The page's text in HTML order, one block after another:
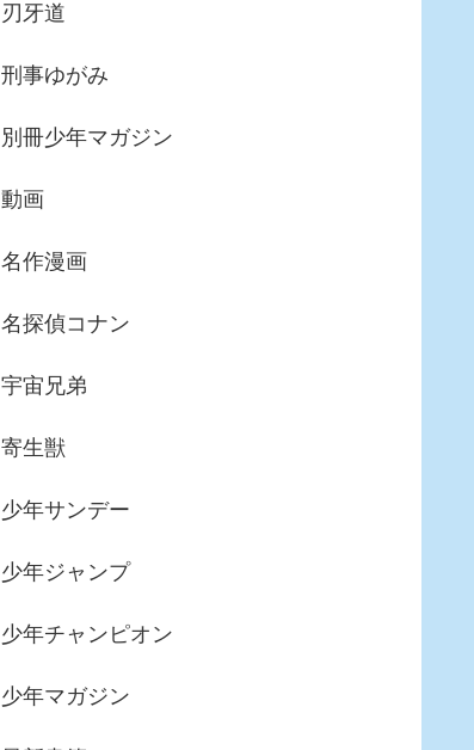
刃牙道
刑事ゆがみ
別冊少年マガジン
動画
名作漫画
名探偵コナン
宇宙兄弟
寄生獣
少年サンデー
少年ジャンプ
少年チャンピオン
少年マガジン